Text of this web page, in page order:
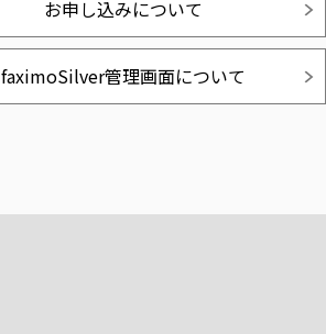
お申し込みについて
faximoSilver管理画面について